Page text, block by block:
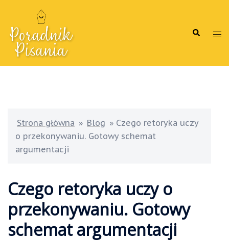
treści
Strona główna » Blog » Czego retoryka uczy
o przekonywaniu. Gotowy schemat
argumentacji
Czego retoryka uczy o
przekonywaniu. Gotowy
schemat argumentacji